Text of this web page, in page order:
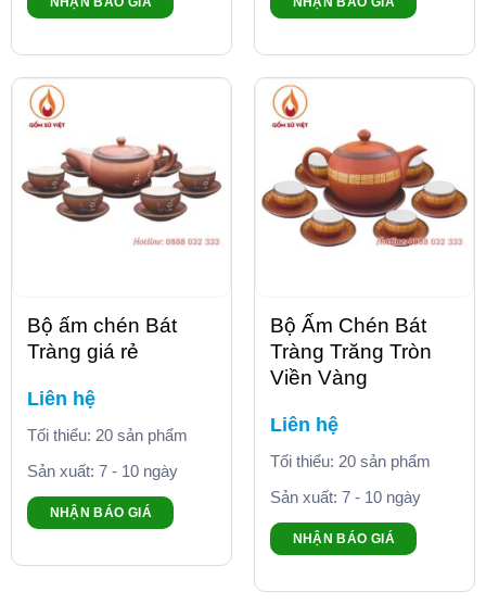
Bộ ấm chén Bát
Tràng giá rẻ
Liên hệ
Tối thiểu: 20 sản phẩm
Sản xuất: 7 - 10 ngày
NHẬN BÁO GIÁ
Bộ Ấm Chén Bát
Tràng Trăng Tròn
Viền Vàng
Liên hệ
Tối thiểu: 20 sản phẩm
Sản xuất: 7 - 10 ngày
NHẬN BÁO GIÁ